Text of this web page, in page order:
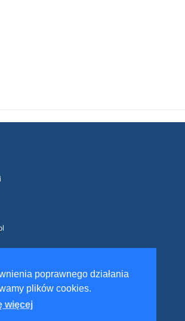
poprawnego działania
plików cookies.
więcej